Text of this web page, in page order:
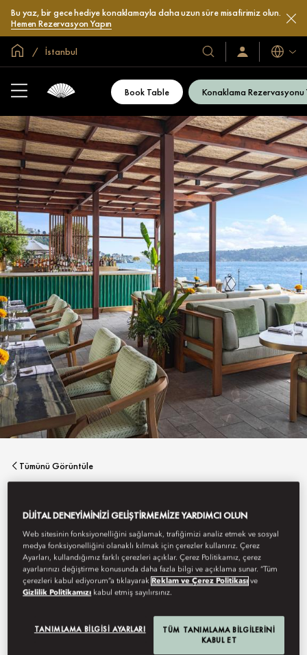
Bu yaz, bir gece hediye konaklamayla daha uzun süre misafirimiz olun.
Hemen Rezervasyon Yapın
Global Ana Sayfa
İstanbul
Otel
ve
Oturum
Açın
Katılın
Diller
Book Table Konaklama Rezervasyonu
Tümünü Görüntüle
OLEA & BAR
Enfes İtalyan mutfağı.
DIJITAL DENEYIMINIZI GELIŞTIRMEMIZE YARDIMCI OLUN
Web sitesinin fonksiyonelliğini sağlamak, trafiğimizi analiz etmek ve sosyal
medya fonksiyonelliğini olanaklı kılmak için çerezler kullanırız. Çerez
Ayarları, kullandığımız farklı çerezleri açıklar. Çerez Politikamız, çerez
ayarlarınızı değiştirme konusunda daha fazla bilgi ve açıklama sunar. “Tüm
çerezleri kabul ediyorum”a tıklayarak Reklam ve Çerez Politikası ve
Gizlilik Politikamızı kabul etmiş sayılırsınız.
TANIMLAMA BILGISI AYARLARI
TÜM TANIMLAMA BILGILERINI
KABUL ET